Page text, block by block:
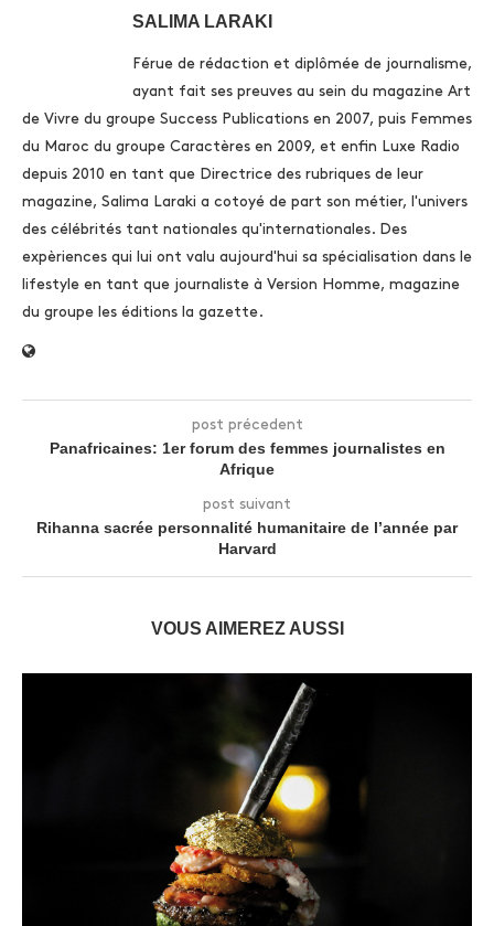
SALIMA LARAKI
Férue de rédaction et diplômée de journalisme,
ayant fait ses preuves au sein du magazine Art
de Vivre du groupe Success Publications en 2007, puis Femmes
du Maroc du groupe Caractères en 2009, et enfin Luxe Radio
depuis 2010 en tant que Directrice des rubriques de leur
magazine, Salima Laraki a cotoyé de part son métier, l'univers
des célébrités tant nationales qu'internationales. Des
expèriences qui lui ont valu aujourd'hui sa spécialisation dans le
lifestyle en tant que journaliste à Version Homme, magazine
du groupe les éditions la gazette.
post précedent
Panafricaines: 1er forum des femmes journalistes en
Afrique
post suivant
Rihanna sacrée personnalité humanitaire de l’année par
Harvard
VOUS AIMEREZ AUSSI